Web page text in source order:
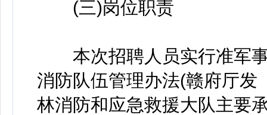
(三)岗位职责
本次招聘人员实行准军事
消防队伍管理办法(赣府厅发
林消防和应急救援大队主要